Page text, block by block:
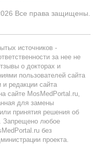
Все права защищены.
источников -
за нее не
о докторах и
пользователей сайта
редакции сайта
сайте MosMedPortal.ru,
для замены
принятия решения об
Запрещено любое
без
проекта.